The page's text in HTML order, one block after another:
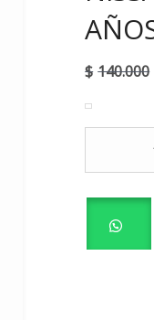
$ 140.000
NISSAN
X-
QR25DE